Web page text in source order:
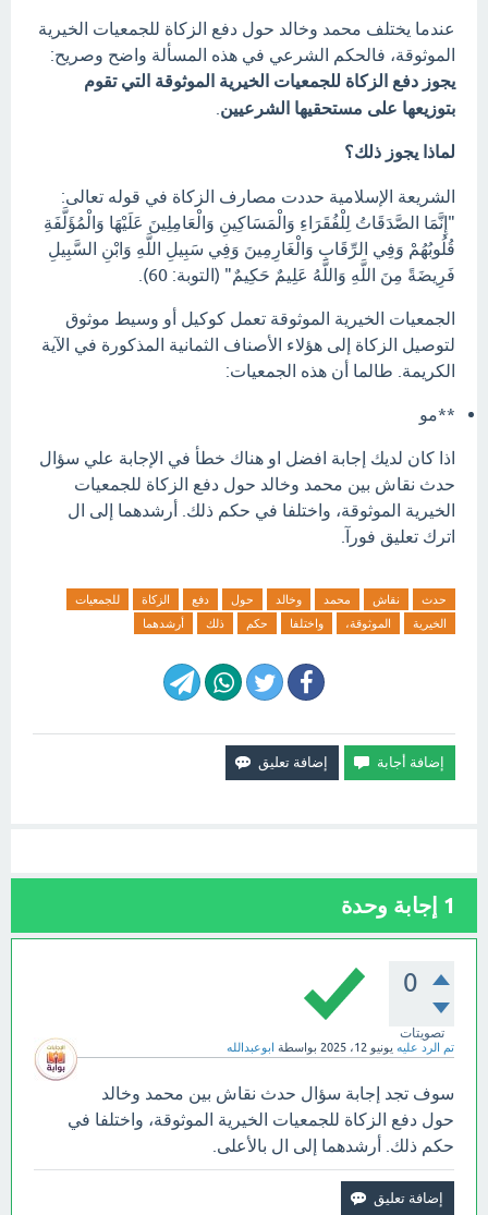
عندما يختلف محمد وخالد حول دفع الزكاة للجمعيات الخيرية
الموثوقة، فالحكم الشرعي في هذه المسألة واضح وصريح:
يجوز دفع الزكاة للجمعيات الخيرية الموثوقة التي تقوم
بتوزيعها على مستحقيها الشرعيين
لماذا يجوز ذلك؟
الشريعة الإسلامية حددت مصارف الزكاة في قوله تعالى:
"إِنَّمَا الصَّدَقَاتُ لِلْفُقَرَاءِ وَالْمَسَاكِينِ وَالْعَامِلِينَ عَلَيْهَا وَالْمُؤَلَّفَةِ
قُلُوبُهُمْ وَفِي الرِّقَابِ وَالْغَارِمِينَ وَفِي سَبِيلِ اللَّهِ وَابْنِ السَّبِيلِ
فَرِيضَةً مِنَ اللَّهِ وَاللَّهُ عَلِيمٌ حَكِيمٌ" (التوبة:
الجمعيات الخيرية الموثوقة تعمل كوكيل أو وسيط موثوق
لتوصيل الزكاة إلى هؤلاء الأصناف الثمانية المذكورة في الآية
الكريمة. طالما أن هذه الجمعيات:
**مو
اذا كان لديك إجابة افضل او هناك خطأ في الإجابة علي سؤال
حدث نقاش بين محمد وخالد حول دفع الزكاة للجمعيات
الخيرية الموثوقة، واختلفا في حكم ذلك. أرشدهما إلى ال
اترك تعليق فورآ.
حدث نقاش محمد وخالد حول دفع الزكاة
للجمعيات
الخيرية
الموثوقة، واختلفا حكم ذلك أرشدهما
1 إجابة وحدة
0
تصويتات
تم الرد عليه يونيو 12، 2025 بواسطة ابوعبدالله
سوف تجد إجابة سؤال حدث نقاش بين محمد وخالد
حول دفع الزكاة للجمعيات الخيرية الموثوقة، واختلفا في
حكم ذلك. أرشدهما إلى ال بالأعلى.